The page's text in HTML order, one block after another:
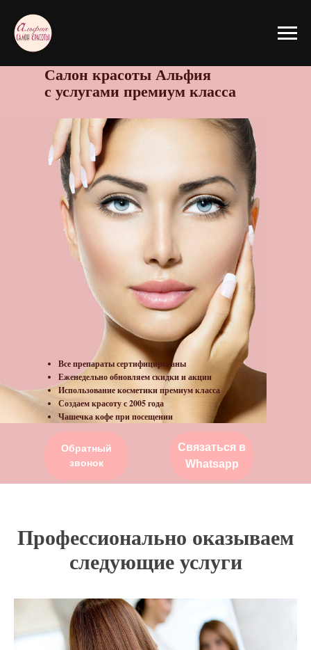
Салон красоты Альфия
с услугами премиум класса
Все препараты сертифицированы
Еженедельно обновляем скидки и акции
Использование косметики премиум класса
Создаем красоту с 2005 года
Чашечка кофе при посещении
Обратный
звонок
Связаться в
Whatsapp
Профессионально оказываем
следующие услуги